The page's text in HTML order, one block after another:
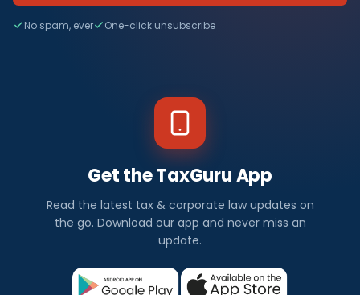
No spam, ever One-click unsubscribe
Get the TaxGuru App
Read the latest tax & corporate law updates on
the go. Download our app and never miss an
update.